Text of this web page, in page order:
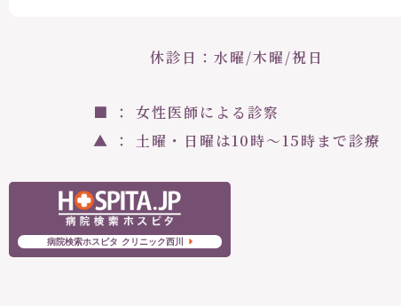
休診日：水曜/木曜/祝日
■ ： 女性医師による診察
▲ ： 土曜・日曜は10時〜15時まで診療
病院検索ホスピタ クリニック西川